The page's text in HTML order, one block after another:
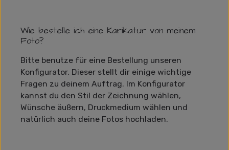
Wie bestelle ich eine Karikatur von meinem
Foto?
Bitte benutze für eine Bestellung unseren
Konfigurator. Dieser stellt dir einige wichtige
Fragen zu deinem Auftrag. Im Konfigurator
kannst du den Stil der Zeichnung wählen,
Wünsche äußern, Druckmedium wählen und
natürlich auch deine Fotos hochladen.